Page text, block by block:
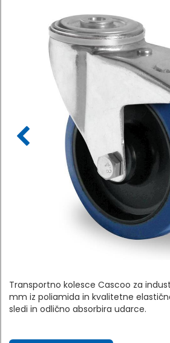
Transportno kolesce Cascoo za
mm iz poliamida in kvalitetne
sledi in odlično absorbira udarce.